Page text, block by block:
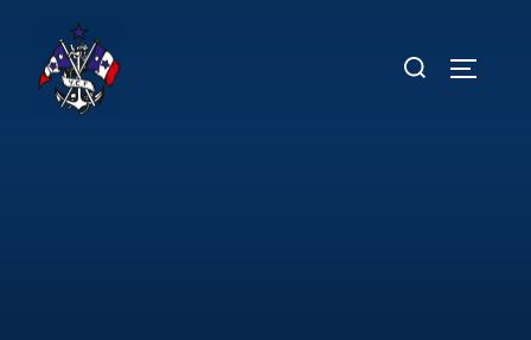
contenu
Rechercher :